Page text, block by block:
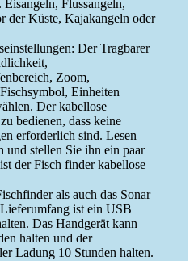
Flussangeln,
der Küste, Kajakangeln oder
Der Tragbarer
Zoom,
Einheiten
Der kabellose
bedienen, dass keine
erforderlich sind. Lesen
und stellen Sie ihn ein paar
der Fisch finder kabellose
als auch das Sonar
ist ein USB
Das Handgerät kann
halten und der
Ladung 10 Stunden halten.